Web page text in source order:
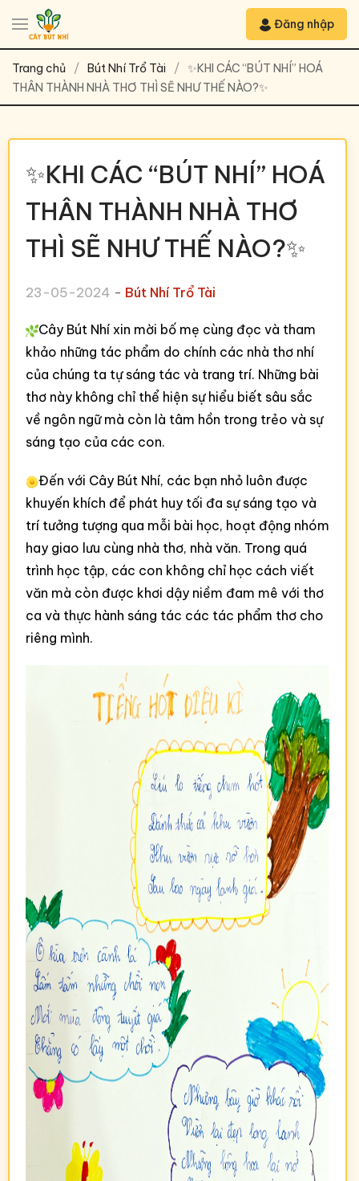
Đăng nhập
Trang chủ Bút Nhí Trổ Tài
✨KHI CÁC “BÚT NHÍ” HOÁ
THÂN THÀNH NHÀ THƠ THÌ SẼ NHƯ THẾ NÀO?✨
✨KHI CÁC “BÚT NHÍ” HOÁ
THÂN THÀNH NHÀ THƠ
THÌ SẼ NHƯ THẾ NÀO?✨
23-05-2024 - Bút Nhí Trổ Tài
Cây Bút Nhí xin mời bố mẹ cùng đọc và tham
khảo những tác phẩm do chính các nhà thơ nhí
của chúng ta tự sáng tác và trang trí. Những bài
thơ này không chỉ thể hiện sự hiểu biết sâu sắc
về ngôn ngữ mà còn là tâm hồn trong trẻo và sự
sáng tạo của các con.
Đến với Cây Bút Nhí, các bạn nhỏ luôn được
khuyến khích để phát huy tối đa sự sáng tạo và
trí tưởng tượng qua mỗi bài học, hoạt động nhóm
hay giao lưu cùng nhà thơ, nhà văn. Trong quá
trình học tập, các con không chỉ học cách viết
văn mà còn được khơi dậy niềm đam mê với thơ
ca và thực hành sáng tác các tác phẩm thơ cho
riêng mình.